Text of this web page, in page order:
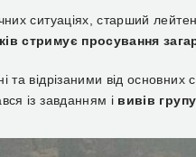
ситуаціях, старший
стримує просування
відрізаними від
із завданням і вивів